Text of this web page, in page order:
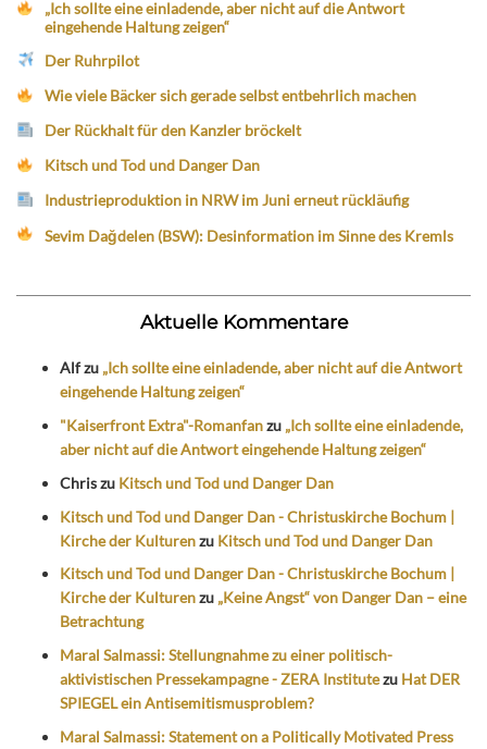
„Ich sollte eine einladende, aber nicht auf die Antwort
eingehende Haltung zeigen“
Der Ruhrpilot
Wie viele Bäcker sich gerade selbst entbehrlich machen
Der Rückhalt für den Kanzler bröckelt
Kitsch und Tod und Danger Dan
Industrieproduktion in NRW im Juni erneut rückläufig
Sevim Dağdelen (BSW): Desinformation im Sinne des Kremls
Aktuelle Kommentare
Alfzu „Ich sollte eine einladende, aber nicht auf die Antwort
eingehende Haltung zeigen“
"Kaiserfront Extra"-Romanfanzu „Ich sollte eine einladende,
aber nicht auf die Antwort eingehende Haltung zeigen“
Chriszu Kitsch und Tod und Danger Dan
Kitsch und Tod und Danger Dan - Christuskirche Bochum |
Kirche der Kulturenzu Kitsch und Tod und Danger Dan
Kitsch und Tod und Danger Dan - Christuskirche Bochum |
Kirche der Kulturenzu „Keine Angst“ von Danger Dan – eine
Betrachtung
Maral Salmassi: Stellungnahme zu einer politisch-
aktivistischen Pressekampagne - ZERA Institutezu Hat DER
SPIEGEL ein Antisemitismusproblem?
Maral Salmassi: Statement on a Politically Motivated Press